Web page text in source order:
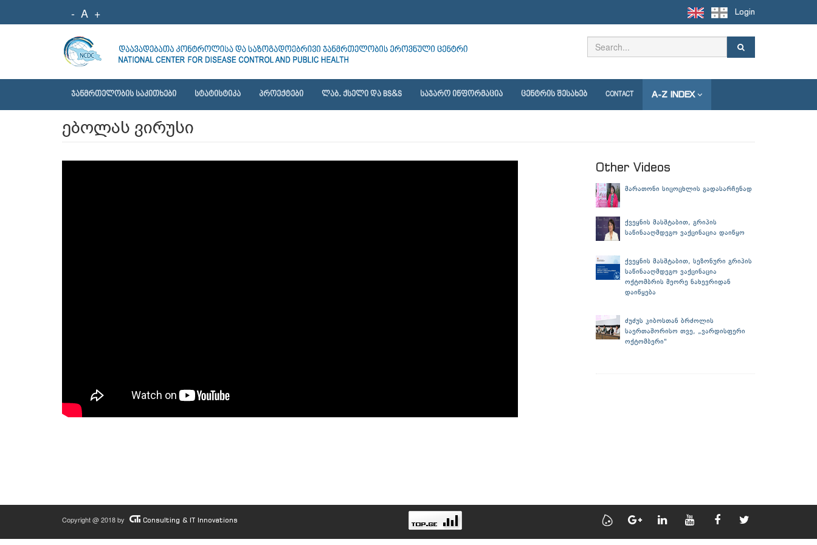
- A + Login
ᲯᲐᲜᲛᲠᲗᲔᲚᲝᲑᲘᲡ ᲡᲐᲙᲘᲗᲮᲔᲑᲘ ᲡᲢᲐᲢᲘᲡᲢᲘᲙᲐ ᲞᲠᲝᲔᲥᲢᲔᲑᲘ ᲚᲐᲑ. ᲥᲡᲔᲚᲘ ᲓᲐ BS&S ᲡᲐᲯᲐᲠᲝ ᲘᲜᲤᲝᲠᲛᲐᲪᲘᲐ ᲪᲔᲜᲢᲠᲘᲡ ᲨᲔᲡᲐᲮᲔᲑ CONTACT A-Z INDEX
ებოლას ვირუსი
Other Videos
მარათონი სიცოცხლის გადასარჩენად
ქვეყნის მასშტაბით, გრიპის
საწინააღმდეგო ვაქცინაცია დაიწყო
ქვეყნის მასშტაბით, სეზონური გრიპის
საწინააღმდეგო ვაქცინაცია
ოქტომბრის მეორე ნახევრიდან
დაიწყება
ძუძუს კიბოსთან ბრძოლის
საერთაშორისო თვე, „ვარდისფერი
ოქტომბერი"
Copyright @ 2018 by Consulting & IT Innovations